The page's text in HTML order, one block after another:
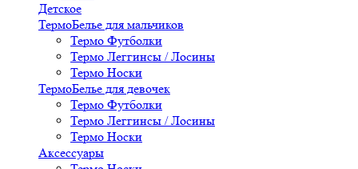
Детское
ТермоБелье для мальчиков
Термо Футболки
Термо Леггинсы / Лосины
Термо Носки
ТермоБелье для девочек
Термо Футболки
Термо Леггинсы / Лосины
Термо Носки
Аксессуары